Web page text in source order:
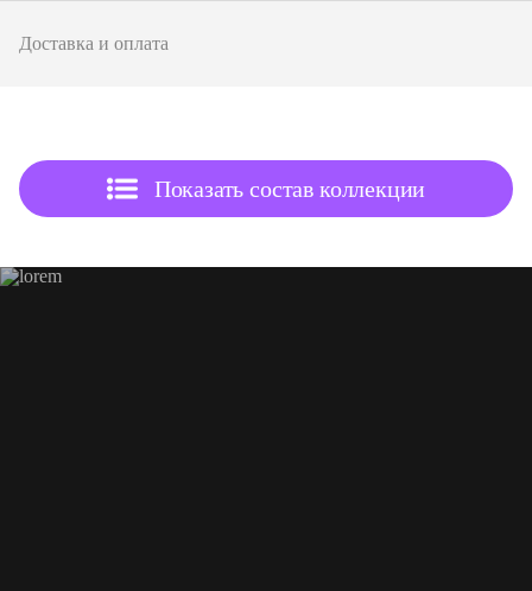
Доставка и оплата
Показать состав коллекции